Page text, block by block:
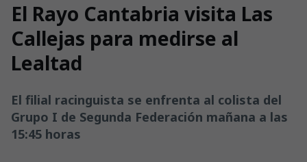
El Rayo Cantabria visita Las
Callejas para medirse al
Lealtad
El filial racinguista se enfrenta al colista del
Grupo I de Segunda Federación mañana a las
15:45 horas